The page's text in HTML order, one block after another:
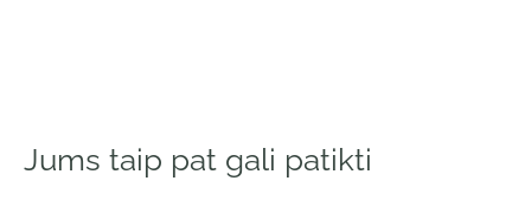
Jums taip pat gali patikti